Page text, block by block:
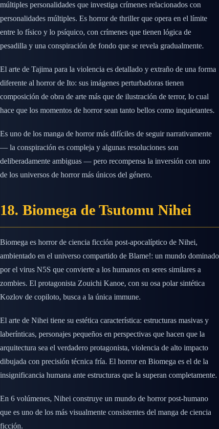
múltiples personalidades que investiga crímenes relacionados con
personalidades múltiples. Es horror de thriller que opera en el límite
entre lo físico y lo psíquico, con crímenes que tienen lógica de
pesadilla y una conspiración de fondo que se revela gradualmente.
El arte de Tajima para la violencia es detallado y extraño de una forma
diferente al horror de Ito: sus imágenes perturbadoras tienen
composición de obra de arte más que de ilustración de terror, lo cual
hace que los momentos de horror sean tanto bellos como inquietantes.
Es uno de los manga de horror más difíciles de seguir narrativamente
— la conspiración es compleja y algunas resoluciones son
deliberadamente ambiguas — pero recompensa la inversión con uno
de los universos de horror más únicos del género.
18. Biomega de Tsutomu Nihei
Biomega es horror de ciencia ficción post-apocalíptico de Nihei,
ambientado en el universo compartido de Blame!: un mundo dominado
por el virus N5S que convierte a los humanos en seres similares a
zombies. El protagonista Zouichi Kanoe, con su osa polar sintética
Kozlov de copiloto, busca a la única immune.
El arte de Nihei tiene su estética característica: estructuras masivas y
laberínticas, personajes pequeños en perspectivas que hacen que la
arquitectura sea el verdadero protagonista, violencia de alto impacto
dibujada con precisión técnica fría. El horror en Biomega es el de la
insignificancia humana ante estructuras que la superan completamente.
En 6 volúmenes, Nihei construye un mundo de horror post-humano
que es uno de los más visualmente consistentes del manga de ciencia
ficción.